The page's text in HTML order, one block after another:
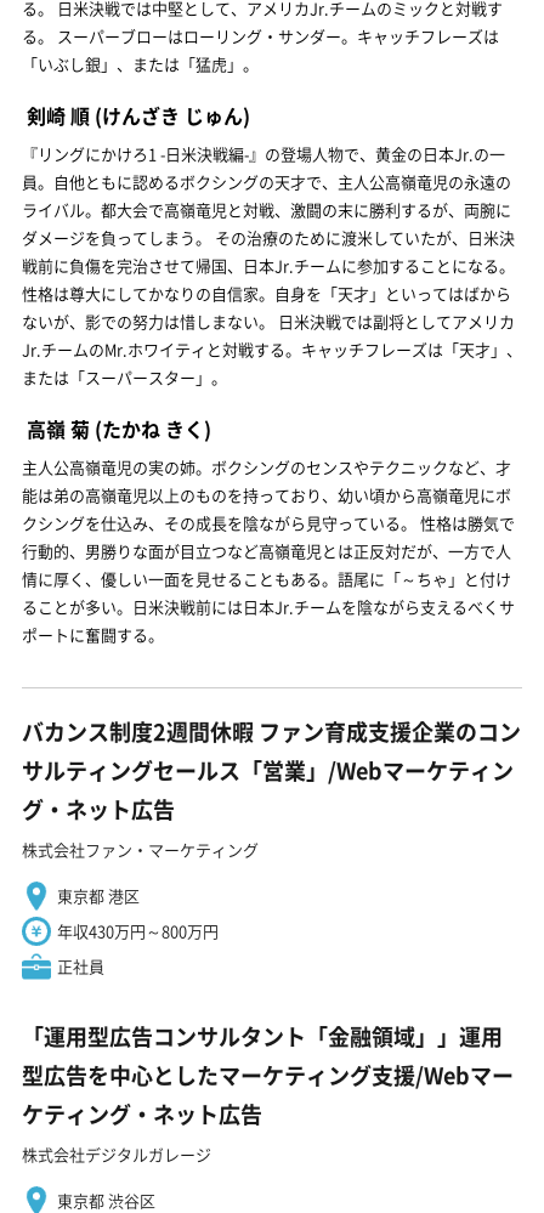
る。 日米決戦では中堅として、アメリカJr.チームのミックと対戦す
る。 スーパーブローはローリング・サンダー。キャッチフレーズは
「いぶし銀」、または「猛虎」。
剣崎 順 (けんざき じゅん)
『リングにかけろ1 -日米決戦編-』の登場人物で、黄金の日本Jr.の一
員。自他ともに認めるボクシングの天才で、主人公高嶺竜児の永遠の
ライバル。都大会で高嶺竜児と対戦、激闘の末に勝利するが、両腕に
ダメージを負ってしまう。 その治療のために渡米していたが、日米決
戦前に負傷を完治させて帰国、日本Jr.チームに参加することになる。
性格は尊大にしてかなりの自信家。自身を「天才」といってはばから
ないが、影での努力は惜しまない。 日米決戦では副将としてアメリカ
Jr.チームのMr.ホワイティと対戦する。キャッチフレーズは「天才」、
または「スーパースター」。
高嶺 菊 (たかね きく)
主人公高嶺竜児の実の姉。ボクシングのセンスやテクニックなど、才
能は弟の高嶺竜児以上のものを持っており、幼い頃から高嶺竜児にボ
クシングを仕込み、その成長を陰ながら見守っている。 性格は勝気で
行動的、男勝りな面が目立つなど高嶺竜児とは正反対だが、一方で人
情に厚く、優しい一面を見せることもある。語尾に「～ちゃ」と付け
ることが多い。日米決戦前には日本Jr.チームを陰ながら支えるべくサ
ポートに奮闘する。
バカンス制度2週間休暇 ファン育成支援企業のコン
サルティングセールス「営業」/Webマーケティン
グ・ネット広告
株式会社ファン・マーケティング
東京都 港区
年収430万円～800万円
正社員
「運用型広告コンサルタント「金融領域」」運用
型広告を中心としたマーケティング支援/Webマー
ケティング・ネット広告
株式会社デジタルガレージ
東京都 渋谷区